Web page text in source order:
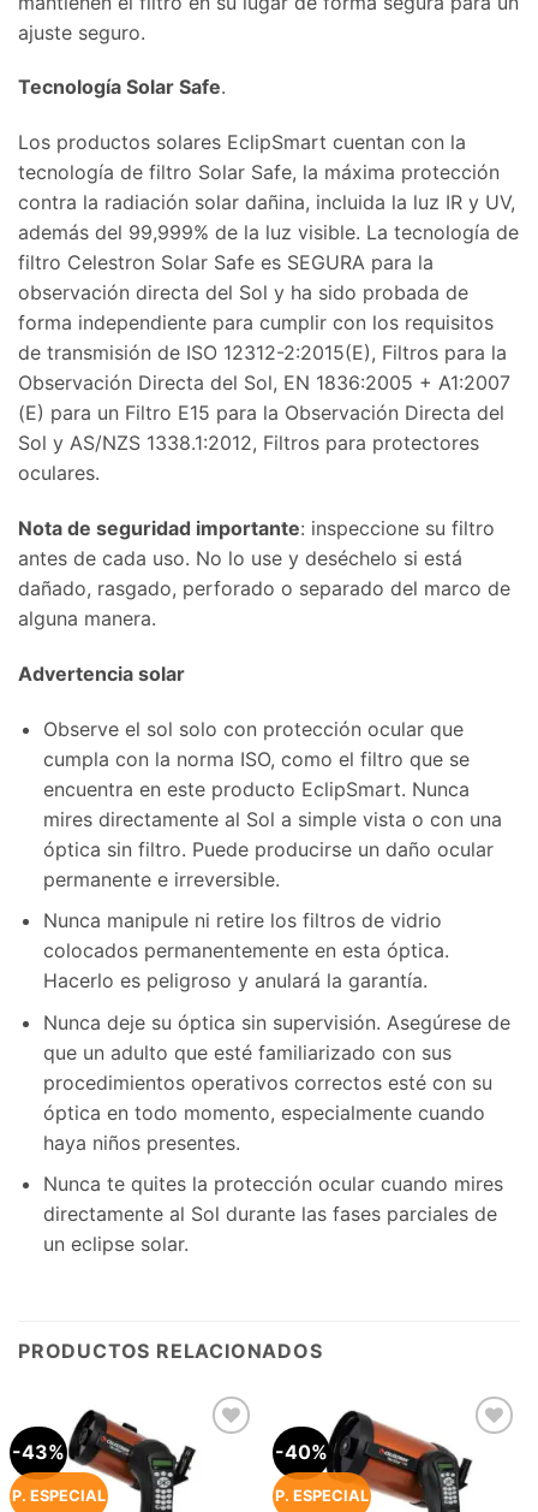
ajuste seguro.
Tecnología Solar Safe.
Los productos solares EclipSmart cuentan con la
tecnología de filtro Solar Safe, la máxima protección
contra la radiación solar dañina, incluida la luz IR y UV,
además del 99,999% de la luz visible. La tecnología de
filtro Celestron Solar Safe es SEGURA para la
observación directa del Sol y ha sido probada de
forma independiente para cumplir con los requisitos
de transmisión de ISO 12312-2:2015(E), Filtros para la
Observación Directa del Sol, EN 1836:2005 + A1:2007
(E) para un Filtro E15 para la Observación Directa del
Sol y AS/NZS 1338.1:2012, Filtros para protectores
oculares.
Nota de seguridad importante: inspeccione su filtro
antes de cada uso. No lo use y deséchelo si está
dañado, rasgado, perforado o separado del marco de
alguna manera.
Advertencia solar
Observe el sol solo con protección ocular que
cumpla con la norma ISO, como el filtro que se
encuentra en este producto EclipSmart. Nunca
mires directamente al Sol a simple vista o con una
óptica sin filtro. Puede producirse un daño ocular
permanente e irreversible.
Nunca manipule ni retire los filtros de vidrio
colocados permanentemente en esta óptica.
Hacerlo es peligroso y anulará la garantía.
Nunca deje su óptica sin supervisión. Asegúrese de
que un adulto que esté familiarizado con sus
procedimientos operativos correctos esté con su
óptica en todo momento, especialmente cuando
haya niños presentes.
Nunca te quites la protección ocular cuando mires
directamente al Sol durante las fases parciales de
un eclipse solar.
PRODUCTOS RELACIONADOS
-43%
P. ESPECIAL
Agregar
-40%
P. ESPECIAL
a la
Lista de
deseos